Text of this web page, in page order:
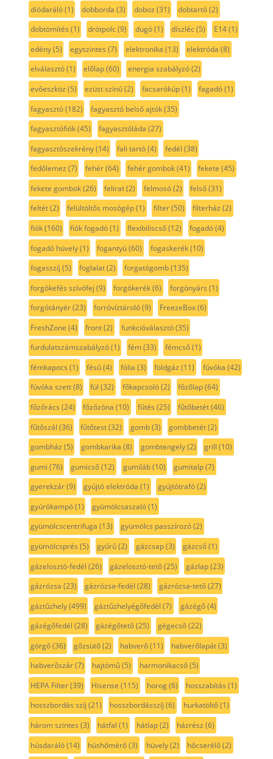
diódaráló(1) dobborda (3) doboz (31) dobtartó(2)
dobtömítés (1) drótpolc(9) dugó(1) díszléc(5) E14(1)
edény(5) egyszintes (7) elektronika (13) elektróda (8)
elválasztó(1) előlap(60) energia szabályzó(2)
evőeszköz (5) ezüst színű(2) facsarókúp(1) fagadó(1)
fagyasztó(182) fagyasztó belső ajtók(35)
fagyasztófiók(45) fagyasztóláda (27)
fagyasztószekrény(14) fali tartó(4) fedél (38)
fedőlemez (7) fehér(64) fehér gombok(41) fekete (45)
fekete gombok(26) felirat(2) felmosó(2) felső(31)
feltét(2) felültöltős mosógép(1) filter(50) filterház (2)
fiók(160) fiók fogadó(1) flexibiliscső(12) fogadó(4)
fogadó hüvely(1) fogantyú(60) fogaskerék(10)
fogasszíj (5) foglalat(2) forgatógomb(135)
forgókefés szívófej (9) forgókerék(6) forgónyárs (1)
forgótányér(23) forróvíztároló(9) FreezeBox(6)
FreshZone (4) front(2) funkcióválasztó(35)
furdulatszámszabályzó(1) fém(33) fémcső(1)
fémkapocs (1) fésű(4) fólia (3) földgáz (11) fúvóka (42)
fúvóka szett(8) fül (32) főkapcsoló(2) főzőlap(64)
főzőrács (24) főzőzóna (10) fűtés (25) fűtőbetét(46)
fűtőszál (36) fűtőtest(32) gomb(3) gombbetét(2)
gombház (5) gombkarika (8) gombtengely(2) grill (10)
gumi (76) gumicső(12) gumiláb(10) gumitalp(7)
gyerekzár(9) gyújtó elektróda (1) gyújtótrafó(2)
gyúrókampó(1) gyümölcsaszaló(1)
gyümölcscentrifuga (13) gyümölcs passzírozó(2)
gyümölcsprés (5) gyűrű(2) gázcsap(3) gázcső(1)
gázelosztó-fedél (26) gázelosztó-tető(25) gázlap(23)
gázrózsa (23) gázrózsa-fedél (28) gázrózsa-tető(27)
gáztűzhely(499) gáztűzhelyégőfedél (7) gázégő(4)
gázégőfedél (28) gázégőtető(25) gégecső(22)
görgő(36) gőzsütő(2) habverő(11) habverőlapát(3)
habverőszár(7) hajtómű(5) harmonikacső(5)
HEPA Filter(39) Hisense (115) horog(6) hosszabítás (1)
hosszbordás szíj (21) hosszbordásszíj (6) hurkatöltő(1)
három szintes (3) hátfal (1) hátlap(2) házrész (6)
húsdaráló(14) húshőmérő(3) hüvely(2) hőcserélő(2)